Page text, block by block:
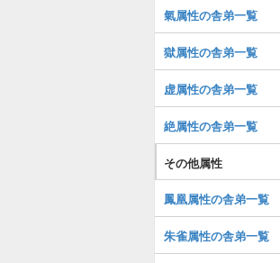
氣属性の舎弟一覧
獄属性の舎弟一覧
虚属性の舎弟一覧
絶属性の舎弟一覧
その他属性
鳳凰属性の舎弟一覧
朱雀属性の舎弟一覧